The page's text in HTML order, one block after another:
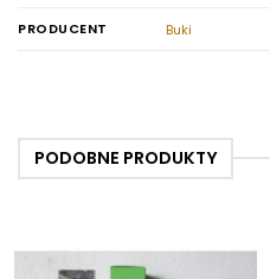
PRODUCENT Buki
PODOBNE PRODUKTY